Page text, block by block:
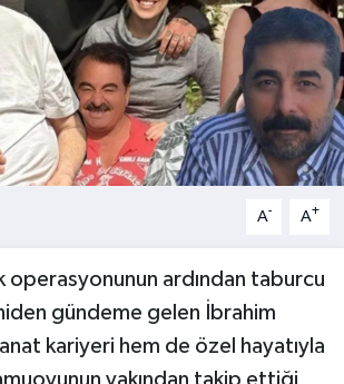
A- A+
operasyonunun ardından taburcu
gündeme gelen İbrahim
kariyeri hem de özel hayatıyla
yakından takip ettiği